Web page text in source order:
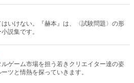
はいけない。『赫本』は、〈試験問題〉の形
説集です。
ルゲーム市場を担う若きクリエイター達の姿
ツと情熱を探っていきます。